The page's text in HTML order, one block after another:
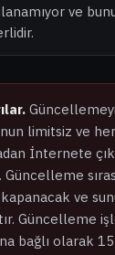
ve
limitsiz ve
İnternete
ve
Güncelleme
bağlı olarak